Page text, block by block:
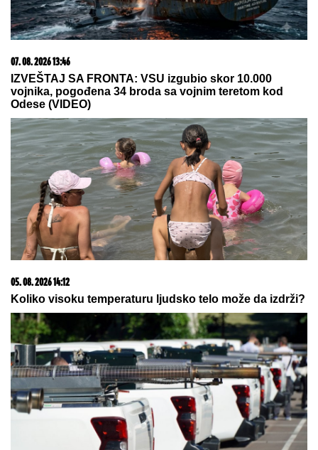
"STANIJA, DA NEMAŠ MOŽDA SUTLIJAŠ?"
Pobednica Elite ostala zatečena pitanjem, o NJENOJ
REAKCIJI pričaju svi (VIDEO)
"Varao me je, ali me nikada nije
ponižavao": Folkeru žena oprostila
što je bio intiman sa drugim ženama,
ovako priča o svemu
Partizan predstavio Babu: "Svestan
sam situacije i spreman sam da
pomognem"
by Aklamator
20. 07. 2026 08:04
REGISTRUJ SE UZ PROMO KOD CASINO Preuzmi
1500 BESPLATNIH SPINOVA